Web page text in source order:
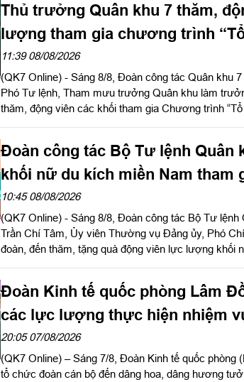
Thủ trưởng Quân khu 7 thăm,
lượng tham gia chương trình
11:39 08/08/2026
(QK7 Online) - Sáng 8/8, Đoàn công tác Quân khu
Phó Tư lệnh, Tham mưu trưởng Quân khu làm
thăm, động viên các khối tham gia Chương trình
Đoàn công tác Bộ Tư lệnh Quân
khối nữ du kích miền Nam tham
"Tổ quốc trong tim"
10:45 08/08/2026
(QK7 Online) - Sáng 8/8, Đoàn công tác Bộ Tư
Trần Chí Tâm, Ủy viên Thường vụ Đảng ủy, Phó
đoàn, đến thăm, tặng quà động viên lực lượng khối
Đoàn Kinh tế quốc phòng Lâm
các lực lượng thực hiện nhiệm
hài cốt liệt sĩ
20:05 07/08/2026
(QK7 Online) – Sáng 7/8, Đoàn Kinh tế quốc phòng
tổ chức đoàn cán bộ đến dâng hoa, dâng hương